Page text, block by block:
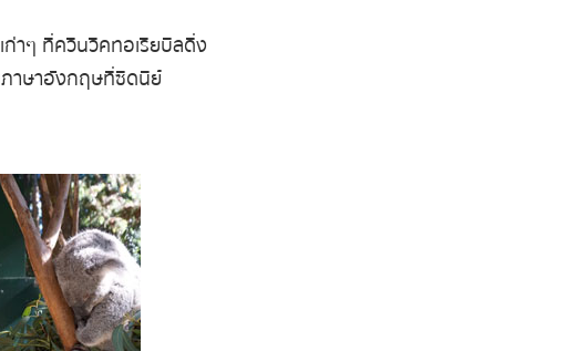
าๆ ที่ควีนวิคทอเรียบิลดิ่ง
ภาษาอังกฤษที่ซิดนีย์